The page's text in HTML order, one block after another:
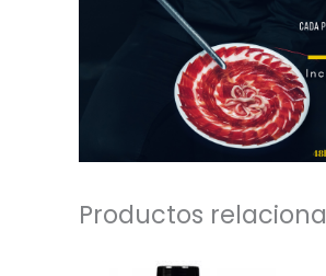
Productos